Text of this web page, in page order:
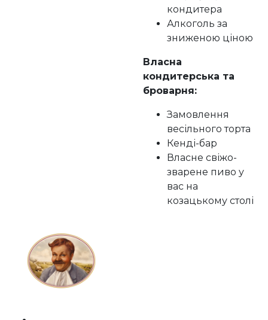
кондитера
Алкоголь за
зниженою ціною
Власна
кондитерська та
броварня:
Замовлення
весільного торта
Кенді-бар
Власне свіжо-
зварене пиво у
вас на
козацькому столі